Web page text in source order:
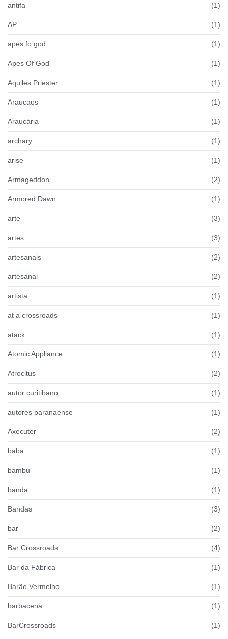
antifa (1)
AP (1)
apes fo god (1)
Apes Of God (1)
Aquiles Priester (1)
Araucaos (1)
Araucária (1)
archary (1)
arise (1)
Armageddon (2)
Armored Dawn (1)
arte (3)
artes (3)
artesanais (2)
artesanal (2)
artista (1)
at a crossroads (1)
atack (1)
Atomic Appliance (1)
Atrocitus (2)
autor curitibano (1)
autores paranaense (1)
Axecuter (2)
baba (1)
bambu (1)
banda (1)
Bandas (3)
bar (2)
Bar Crossroads (4)
Bar da Fábrica (1)
Barão Vermelho (1)
barbacena (1)
BarCrossroads (1)